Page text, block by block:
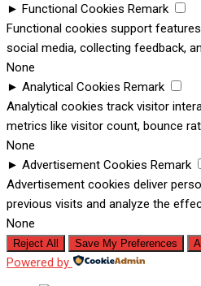
► Functional Cookies Remark
Functional cookies support
social media, collecting feedback,
None
► Analytical Cookies Remark
Analytical cookies track visitor
metrics like visitor count, bounce
None
► Advertisement Cookies Remark
Advertisement cookies deliver
previous visits and analyze the
None
Reject All Save My Preferences
Powered by